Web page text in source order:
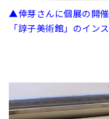
▲倖芽さんに個展の開
「諄子美術館」のイン